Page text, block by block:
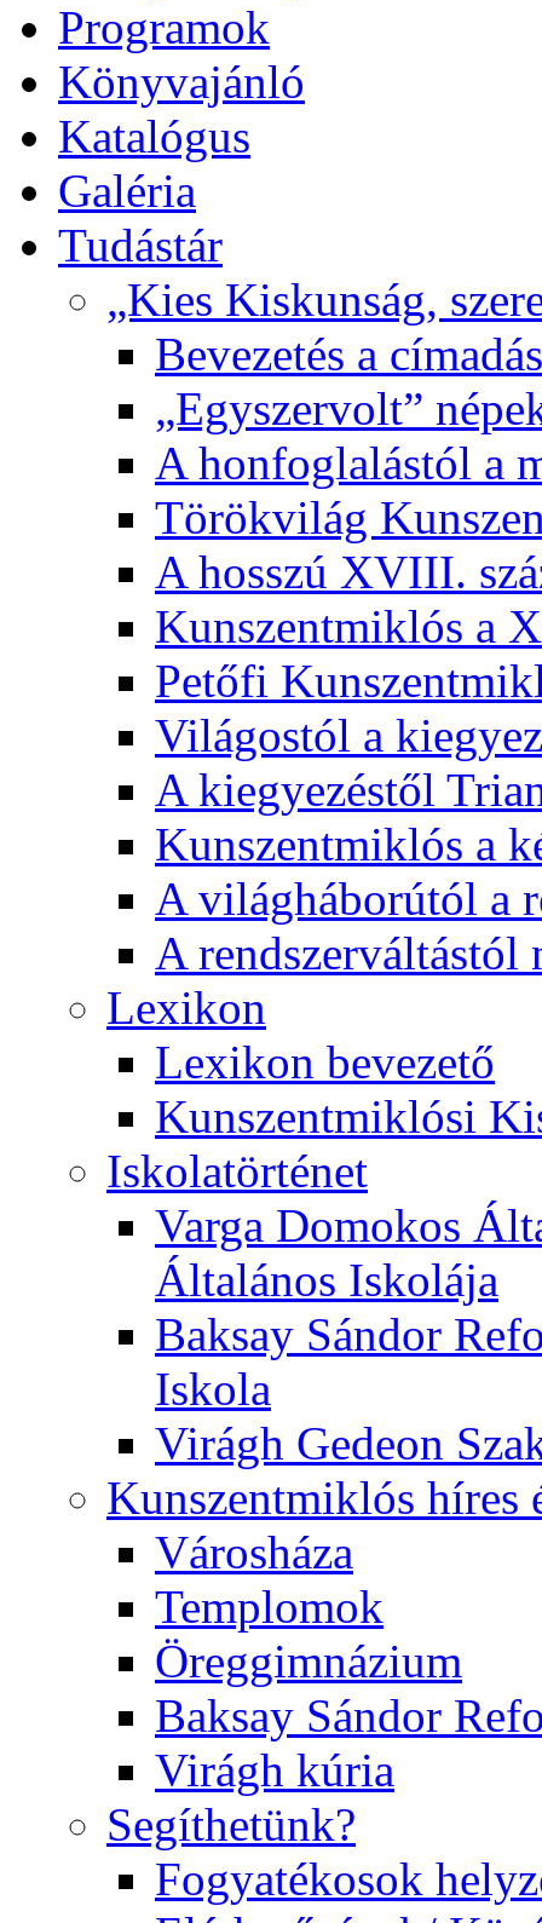
Programok
Könyvajánló
Katalógus
Galéria
Tudástár
„Kies Kiskunság,
Bevezetés a
„Egyszervolt”
A honfoglalástól a
Törökvilág
A hosszú XVIII.
Kunszentmiklós a
Petőfi
Világostól a
A kiegyezéstől
Kunszentmiklós a
A világháborútól a
A rendszerváltástól
Lexikon
Lexikon bevezető
Kunszentmiklósi
Iskolatörténet
Varga Domokos
Általános Iskolája
Baksay Sándor
Iskola
Virágh Gedeon
Kunszentmiklós híres
Városháza
Templomok
Öreggimnázium
Baksay Sándor
Virágh kúria
Segíthetünk?
Fogyatékosok